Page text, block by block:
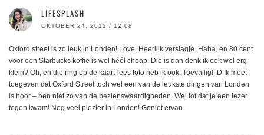
LIFESPLASH
OKTOBER 24, 2012 / 12:08
Oxford street is zo leuk in Londen! Love. Heerlijk verslagje. Haha, en 80 cent
voor een Starbucks koffie is wel héél cheap. Die is dan denk ik ook wel erg
klein? Oh, en die ring op de kaart-lees foto heb ik ook. Toevallig! :D Ik moet
toegeven dat Oxford Street toch wel een van de leukste dingen van Londen
is hoor – ben niet zo van de bezienswaardigheden. Wel tof dat je een lezer
tegen kwam! Nog veel plezier in Londen! Geniet ervan.